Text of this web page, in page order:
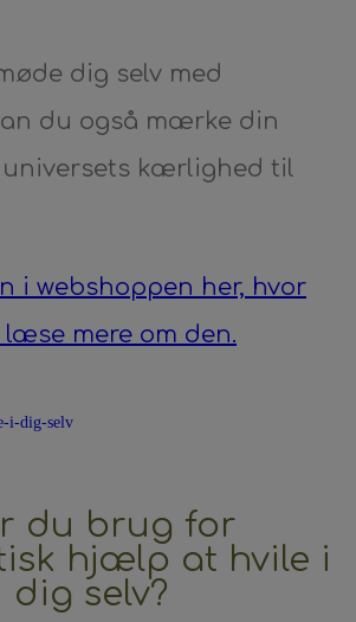
dig selv med
du også mærke din
kærlighed til
i webshoppen her, hvor
mere om den.
du brug for
hjælp at hvile i
dig selv?